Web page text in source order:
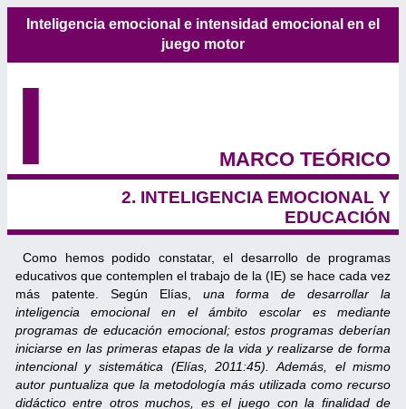
Inteligencia emocional e intensidad emocional en el
juego motor
I MARCO TEÓRICO
2. INTELIGENCIA EMOCIONAL Y
EDUCACIÓN
Como hemos podido constatar, el desarrollo de programas
educativos que contemplen el trabajo de la (IE) se hace cada vez
más patente. Según Elías, una forma de desarrollar la
inteligencia emocional en el ámbito escolar es mediante
programas de educación emocional; estos programas deberían
iniciarse en las primeras etapas de la vida y realizarse de forma
intencional y sistemática (Elías, 2011:45). Además, el mismo
autor puntualiza que la metodología más utilizada como recurso
didáctico entre otros muchos, es el juego con la finalidad de